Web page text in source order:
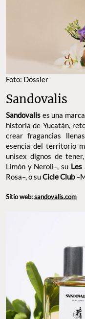
Foto: Dossier
Sandovalis
Sandovalis es una
historia de Yucatán,
crear fragancias
esencia del territorio
unisex dignos de
Limón y Neroli–, su Les
Rosa–, o suCicle Club
Sitio web:sandovalis.com